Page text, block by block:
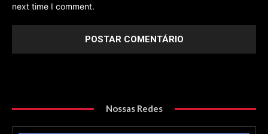
next time I comment.
Nossas Redes